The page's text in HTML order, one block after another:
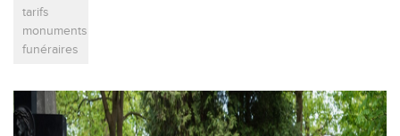
tarifs
monuments
funéraires